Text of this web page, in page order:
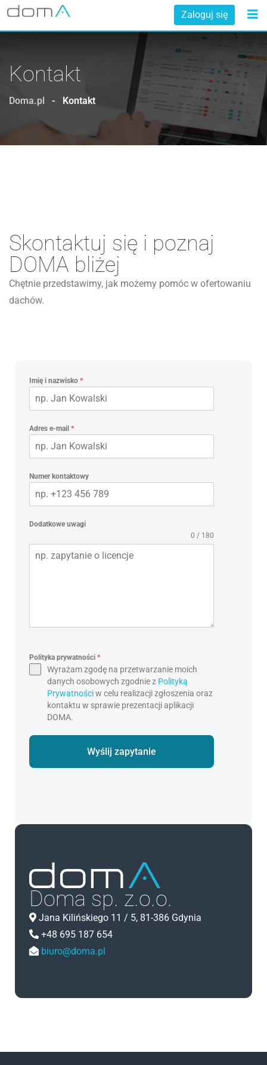
Zaloguj się
Kontakt
Doma.pl - Kontakt
Skontaktuj się i poznaj
DOMA bliżej
Chętnie przedstawimy, jak możemy pomóc w ofertowaniu
dachów.
Imię i nazwisko *
Adres e-mail *
Numer kontaktowy
Dodatkowe uwagi
0 / 180
Polityka prywatności *
Wyrażam zgodę na przetwarzanie moich
danych osobowych zgodnie z Polityką
Prywatnościw celu realizacji zgłoszenia oraz
kontaktu w sprawie prezentacji aplikacji
DOMA.
Wyślij zapytanie
Doma sp. z.o.o.
Jana Kilińskiego 11 / 5, 81-386 Gdynia
+48 695 187 654
biuro@doma.pl